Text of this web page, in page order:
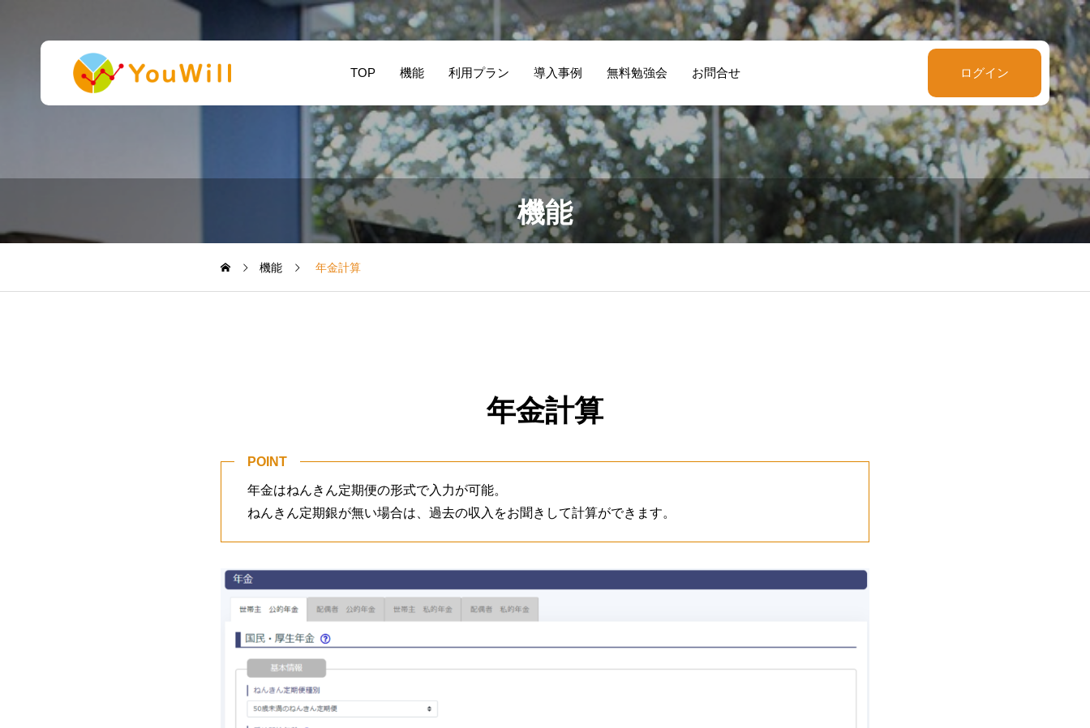
TOP 機能 利用プラン 導入事例 無料勉強会 お問合せ ログイン
機能
機能 年金計算
年金計算
POINT
年金はねんきん定期便の形式で入力が可能。
ねんきん定期銀が無い場合は、過去の収入をお聞きして計算ができます。